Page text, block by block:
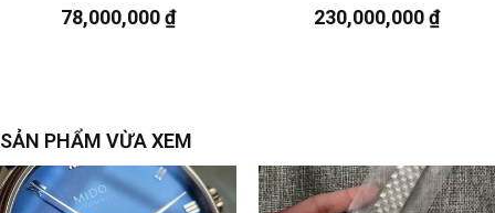
Ngày, đồng hồ lặn
78,000,000₫ 230,000,000₫
SẢN PHẨM VỪA XEM